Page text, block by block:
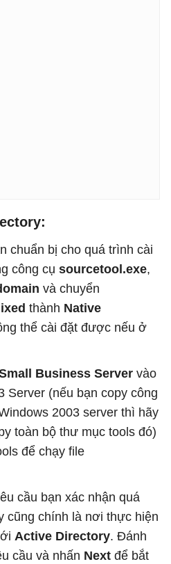
chuẩn bị cho quá trình cài
công cụ sourcetool.exe,
và chuyển
thành Native
thể cài đặt được nếu ở
Business Server vào
Server (nếu bạn copy công
2003 server thì hãy
toàn bộ thư mục tools đó)
để chạy file
cầu bạn xác nhận quá
cũng chính là nơi thực hiện
Active Directory. Đánh
cầu và nhấn Next để bắt